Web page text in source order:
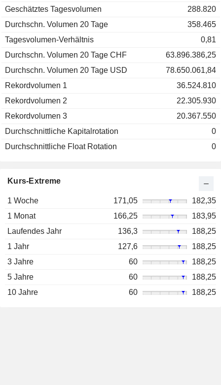
Geschätztes Tagesvolumen
288.820
Durchschn. Volumen 20 Tage
358.465
Tagesvolumen-Verhältnis
0,81
Durchschn. Volumen 20 Tage CHF
63.896.386,25
Durchschn. Volumen 20 Tage USD
78.650.061,84
Rekordvolumen 1
36.524.810
Rekordvolumen 2
22.305.930
Rekordvolumen 3
20.367.550
Durchschnittliche Kapitalrotation
0
Durchschnittliche Float Rotation
0
Kurs-Extreme
1 Woche 171,05
182,35
1 Monat
166,25
183,95
Laufendes Jahr
136,3
188,25
1 Jahr
127,6
188,25
3 Jahre
60
188,25
5 Jahre
60
188,25
10 Jahre
60 188,25